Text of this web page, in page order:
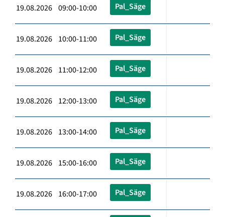
19.08.2026 09:00-10:00 Pal_Säge
19.08.2026 10:00-11:00 Pal_Säge
19.08.2026 11:00-12:00 Pal_Säge
19.08.2026 12:00-13:00 Pal_Säge
19.08.2026 13:00-14:00 Pal_Säge
19.08.2026 15:00-16:00 Pal_Säge
19.08.2026 16:00-17:00 Pal_Säge